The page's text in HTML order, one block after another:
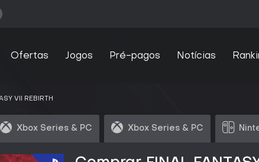
Ofertas Jogos Pré-pagos Notícias
VII REBIRTH
Xbox Series & PC Xbox Series & PC